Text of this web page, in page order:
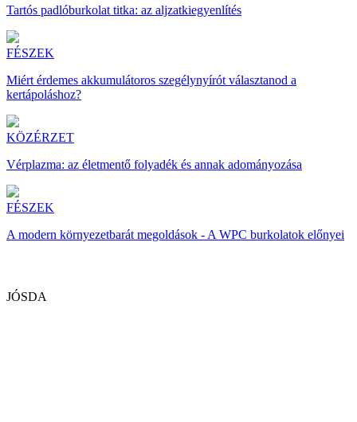
Tartós padlóburkolat titka: az aljzatkiegyenlítés
FÉSZEK
Miért érdemes akkumulátoros szegélynyírót választanod a
kertápoláshoz?
KÖZÉRZET
Vérplazma: az életmentő folyadék és annak adományozása
FÉSZEK
A modern környezetbarát megoldások - A WPC burkolatok előnyei
JÓSDA